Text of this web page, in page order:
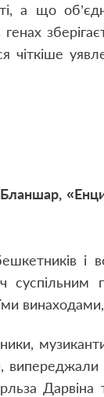
а що
чіткіше
і
суспільним